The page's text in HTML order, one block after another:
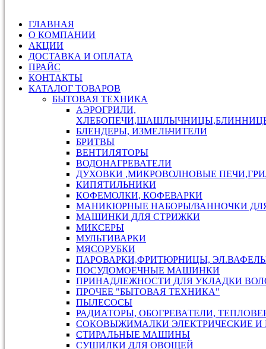
ГЛАВНАЯ
О КОМПАНИИ
АКЦИИ
ДОСТАВКА И ОПЛАТА
ПРАЙС
КОНТАКТЫ
КАТАЛОГ ТОВАРОВ
БЫТОВАЯ ТЕХНИКА
АЭРОГРИЛИ,
БЛЕНДЕРЫ, ИЗМЕЛЬЧИТЕЛИ
БРИТВЫ
ВЕНТИЛЯТОРЫ
ВОДОНАГРЕВАТЕЛИ
ДУХОВКИ ,МИКРОВОЛНОВЫЕ
КИПЯТИЛЬНИКИ
КОФЕМОЛКИ, КОФЕВАРКИ
МАНИКЮРНЫЕ НАБОРЫ/ВАННОЧКИ
МАШИНКИ ДЛЯ СТРИЖКИ
МИКСЕРЫ
МУЛЬТИВАРКИ
МЯСОРУБКИ
ПАРОВАРКИ,ФРИТЮРНИЦЫ,
ПОСУДОМОЕЧНЫЕ МАШИНКИ
ПРИНАДЛЕЖНОСТИ ДЛЯ УКЛАДКИ
ПРОЧЕЕ "БЫТОВАЯ ТЕХНИКА"
ПЫЛЕСОСЫ
РАДИАТОРЫ, ОБОГРЕВАТЕЛИ,
СОКОВЫЖИМАЛКИ ЭЛЕКТРИЧЕСКИЕ И
СТИРАЛЬНЫЕ МАШИНЫ
СУШИЛКИ ДЛЯ ОВОЩЕЙ